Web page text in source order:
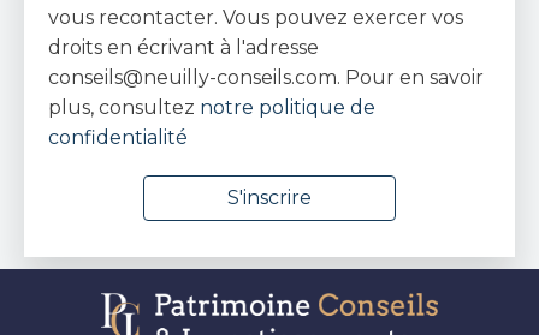
vous recontacter. Vous pouvez exercer vos
droits en écrivant à l'adresse
conseils@neuilly-conseils.com. Pour en savoir
plus, consultez notre politique de
confidentialité